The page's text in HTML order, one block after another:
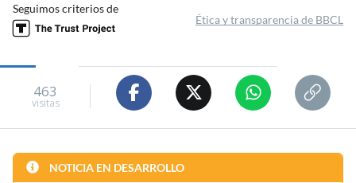
Seguimos criterios de
Ética y transparencia de BBCL
463
visitas
NOTICIA EN DESARROLLO